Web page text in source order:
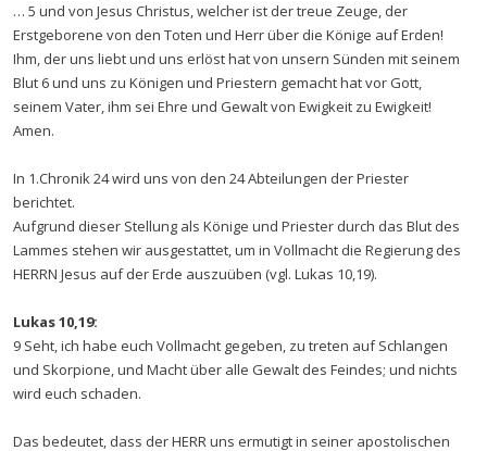
… 5 und von Jesus Christus, welcher ist der treue Zeuge, der
Erstgeborene von den Toten und Herr über die Könige auf Erden!
Ihm, der uns liebt und uns erlöst hat von unsern Sünden mit seinem
Blut 6 und uns zu Königen und Priestern gemacht hat vor Gott,
seinem Vater, ihm sei Ehre und Gewalt von Ewigkeit zu Ewigkeit!
Amen.
In 1.Chronik 24 wird uns von den 24 Abteilungen der Priester
berichtet.
Aufgrund dieser Stellung als Könige und Priester durch das Blut des
Lammes stehen wir ausgestattet, um in Vollmacht die Regierung des
HERRN Jesus auf der Erde auszuüben (vgl. Lukas 10,19).
Lukas 10,19:
9 Seht, ich habe euch Vollmacht gegeben, zu treten auf Schlangen
und Skorpione, und Macht über alle Gewalt des Feindes; und nichts
wird euch schaden.
Das bedeutet, dass der HERR uns ermutigt in seiner apostolischen